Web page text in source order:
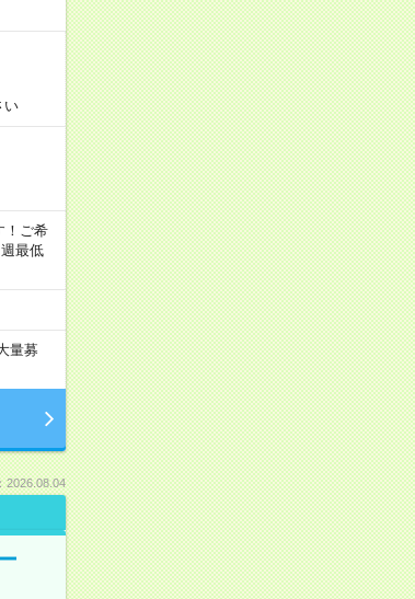
い
！ご希
最低
量募
2026.08.04